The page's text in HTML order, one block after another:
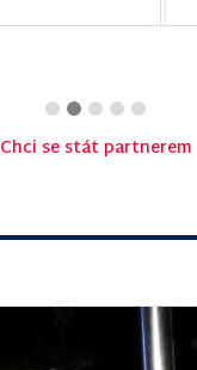
Chci se stát partnerem